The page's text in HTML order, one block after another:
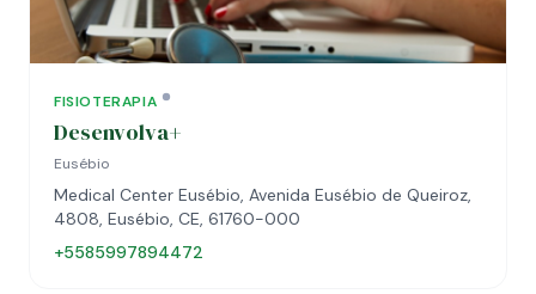
FISIOTERAPIA
Desenvolva+
Eusébio
Medical Center Eusébio, Avenida Eusébio de Queiroz,
4808, Eusébio, CE, 61760-000
+5585997894472